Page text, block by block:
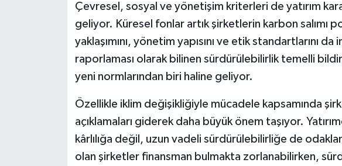
Çevresel, sosyal ve yönetişim kriterleri de yatırım
geliyor. Küresel fonlar artık şirketlerin karbon salımı
yaklaşımını, yönetim yapısını ve etik standartlarını
raporlaması olarak bilinen sürdürülebilirlik temelli
yeni normlarından biri haline geliyor.
Özellikle iklim değişikliğiyle mücadele kapsamında
açıklamaları giderek daha büyük önem taşıyor.
kârlılığa değil, uzun vadeli sürdürülebilirliğe de
olan şirketler finansman bulmakta zorlanabilirken,